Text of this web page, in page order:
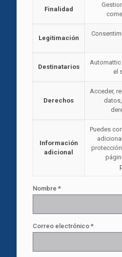
Finalidad
Legitimación
Destinatarios
Automattic
el
Derechos
Acceder,
Información
adicional
Puedes
Nombre *
Correo electrónico *